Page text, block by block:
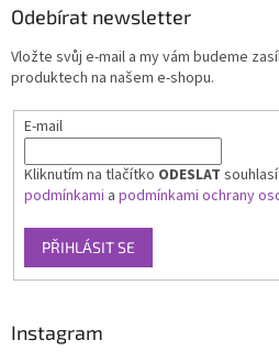
Odebírat newsletter
Vložte svůj e-mail a my vám budeme
produktech na našem e-shopu.
E-mail
Kliknutím na tlačítko ODESLAT
podmínkami a podmínkami ochrany
PŘIHLÁSIT SE
Instagram